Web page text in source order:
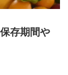
存期間や